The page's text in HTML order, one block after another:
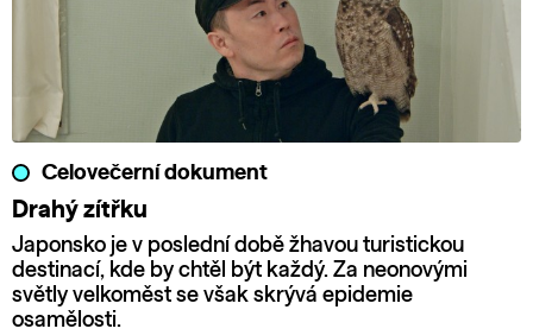
Celovečerní dokument
Drahý zítřku
Japonsko je v poslední době žhavou turistickou
destinací, kde by chtěl být každý. Za neonovými
světly velkoměst se však skrývá epidemie
osamělosti.